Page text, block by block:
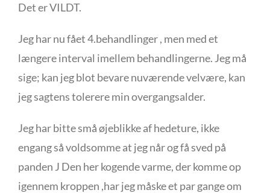
Det er VILDT.
Jeg har nu fået 4.behandlinger , men med et
længere interval imellem behandlingerne. Jeg må
sige; kan jeg blot bevare nuværende velvære, kan
jeg sagtens tolerere min overgangsalder.
Jeg har bitte små øjeblikke af hedeture, ikke
engang så voldsomme at jeg når og få sved på
panden J Den her kogende varme, der komme op
igennem kroppen ,har jeg måske et par gange om